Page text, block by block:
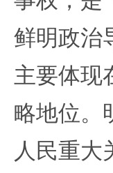
鲜明政治
主要体现
略地位。
人民重大